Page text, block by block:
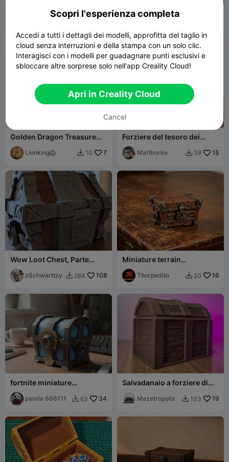
Salvadanaio a forma di
forziere del tesoro
Cassa del Bottino di WoW,
Parte Superiore
Golden Dragon Treasure
Chest
Lionking🦁  10 7
Forziere del tesoro dei
pirati
Marlborke  38 15
Wow Loot Chest, Parte
inferiore
zSchwarttzy  284 108
Miniature terrain
Baul_madera
Thorpedito  20 16
fortnite miniature
legendary chest
panda 666111  63 34
Salvadanaio a forziere di
Mazetropolis  103 19
Scopri l'esperienza completa
Accedi a tutti i dettagli dei modelli, approfitta del taglio in
cloud senza interruzioni e della stampa con un solo clic.
Interagisci con i modelli per guadagnare punti esclusivi e
sbloccare altre sorprese solo nell'app Creality Cloud!
Apri in Creality Cloud
Cancel